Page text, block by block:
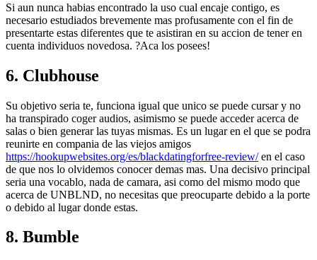
Si aun nunca habias encontrado la uso cual encaje contigo, es
necesario estudiados brevemente mas profusamente con el fin de
presentarte estas diferentes que te asistiran en su accion de tener en
cuenta individuos novedosa. ?Aca los posees!
6. Clubhouse
Su objetivo seri­a te, funciona igual que unico se puede cursar y no
ha transpirado coger audios, asimismo se puede acceder acerca de
salas o bien generar las tuyas mismas. Es un lugar en el que se podra
reunirte en compania de las viejos amigos
https://hookupwebsites.org/es/blackdatingforfree-review/en el caso
de que nos lo olvidemos conocer demas mas. Una decisivo principal
seri­a una vocablo, nada de camara, asi­ como del mismo modo que
acerca de UNBLND, no necesitas que preocuparte debido a la porte
o debido al lugar donde estas.
8. Bumble